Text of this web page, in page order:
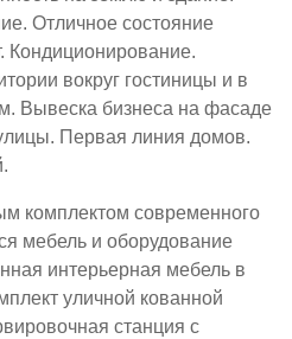
Отличное состояние
вокруг гостиницы и в
Вывеска бизнеса на фасаде
Первая линия домов.
комплектом современного
мебель и оборудование
интерьерная мебель в
уличной кованной
станция с